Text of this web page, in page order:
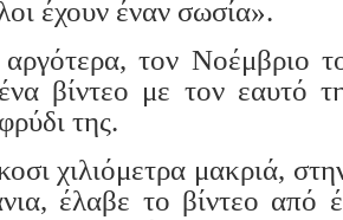
έχουν έναν σωσία».
τον Νοέμβριο
βίντεο με τον εαυτό
της.
χιλιόμετρα μακριά,
έλαβε το βίντεο από